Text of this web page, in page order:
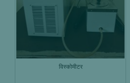
विस्कोमीटर